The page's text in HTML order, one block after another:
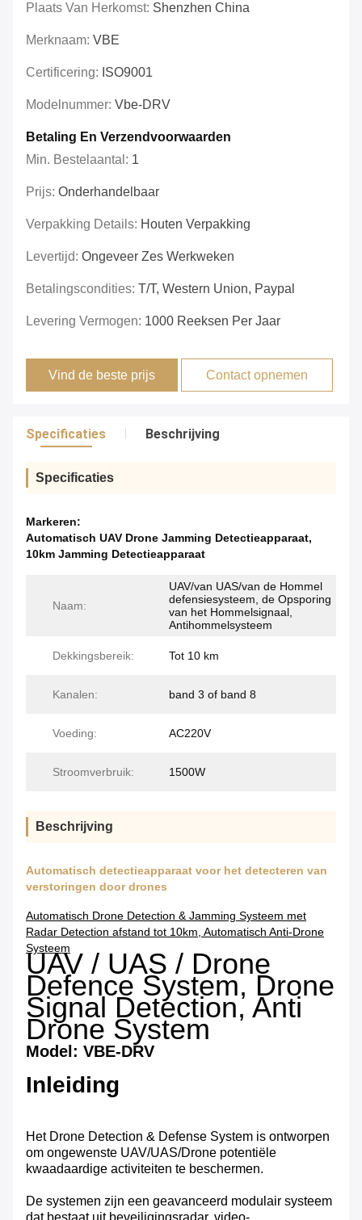
Plaats Van Herkomst: Shenzhen China
Merknaam: VBE
Certificering: ISO9001
Modelnummer: Vbe-DRV
Betaling En Verzendvoorwaarden
Min. Bestelaantal: 1
Prijs: Onderhandelbaar
Verpakking Details: Houten Verpakking
Levertijd: Ongeveer Zes Werkweken
Betalingscondities: T/T, Western Union, Paypal
Levering Vermogen: 1000 Reeksen Per Jaar
Vind de beste prijs Contact opnemen
Specificaties Beschrijving
Specificaties
Markeren:
Automatisch UAV Drone Jamming Detectieapparaat,
10km Jamming Detectieapparaat
Naam:
UAV/van UAS/van de Hommel
defensiesysteem, de Opsporing
van het Hommelsignaal,
Antihommelsysteem
Dekkingsbereik: Tot 10 km
Kanalen: band 3 of band 8
Voeding: AC220V
Stroomverbruik: 1500W
Beschrijving
Automatisch detectieapparaat voor het detecteren van
verstoringen door drones
Automatisch Drone Detection & Jamming Systeem met
Radar Detection afstand tot 10km, Automatisch Anti-Drone
Systeem
UAV / UAS / Drone
Defence System, Drone
Signal Detection, Anti
Drone System
Model: VBE-DRV
Inleiding
Het Drone Detection & Defense System is ontworpen
om ongewenste UAV/UAS/Drone potentiële
kwaadaardige activiteiten te beschermen.
De systemen zijn een geavanceerd modulair systeem